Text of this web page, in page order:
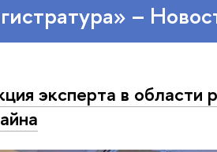
–
эксперта в области